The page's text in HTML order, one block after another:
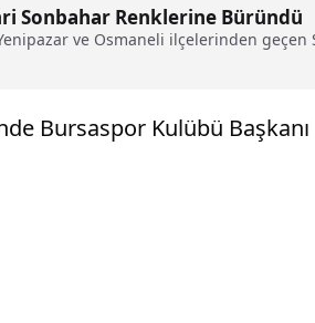
Sonbahar Renklerine Büründü
ve Osmaneli ilçelerinden
Bursaspor Kulübü